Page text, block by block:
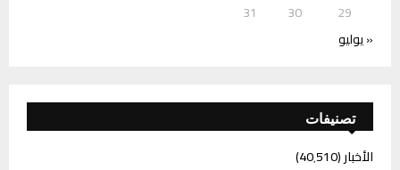
29
30
31
« يوليو
تصنيفات
الأخبار(40٬510)